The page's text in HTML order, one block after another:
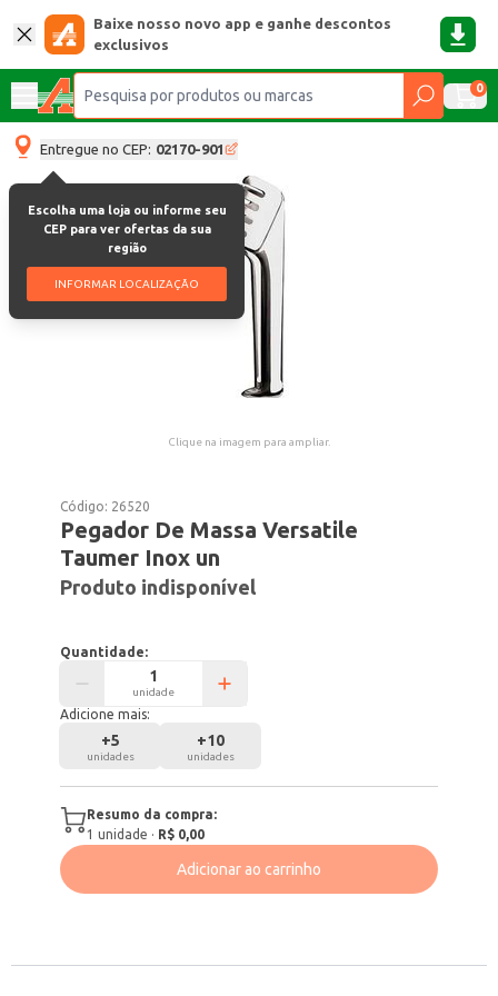
Baixe nosso novo app e ganhe descontos
exclusivos
0
Entregue no CEP: 02170-901
Escolha uma loja ou informe seu
CEP para ver ofertas da sua
região
INFORMAR LOCALIZAÇÃO
Clique na imagem para ampliar.
Código: 26520
Pegador De Massa Versatile
Taumer Inox un
Produto indisponível
Quantidade:
unidade
Adicione mais:
+5
unidades
+10
unidades
Resumo da compra:
1 unidade · R$ 0,00
Adicionar ao carrinho